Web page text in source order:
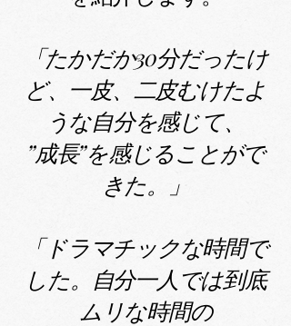
「たかだか30分だったけ
ど、一皮、二皮むけたよ
うな自分を感じて、
”成長”を感じることがで
きた。」
「ドラマチックな時間で
した。自分一人では到底
ムリな時間の